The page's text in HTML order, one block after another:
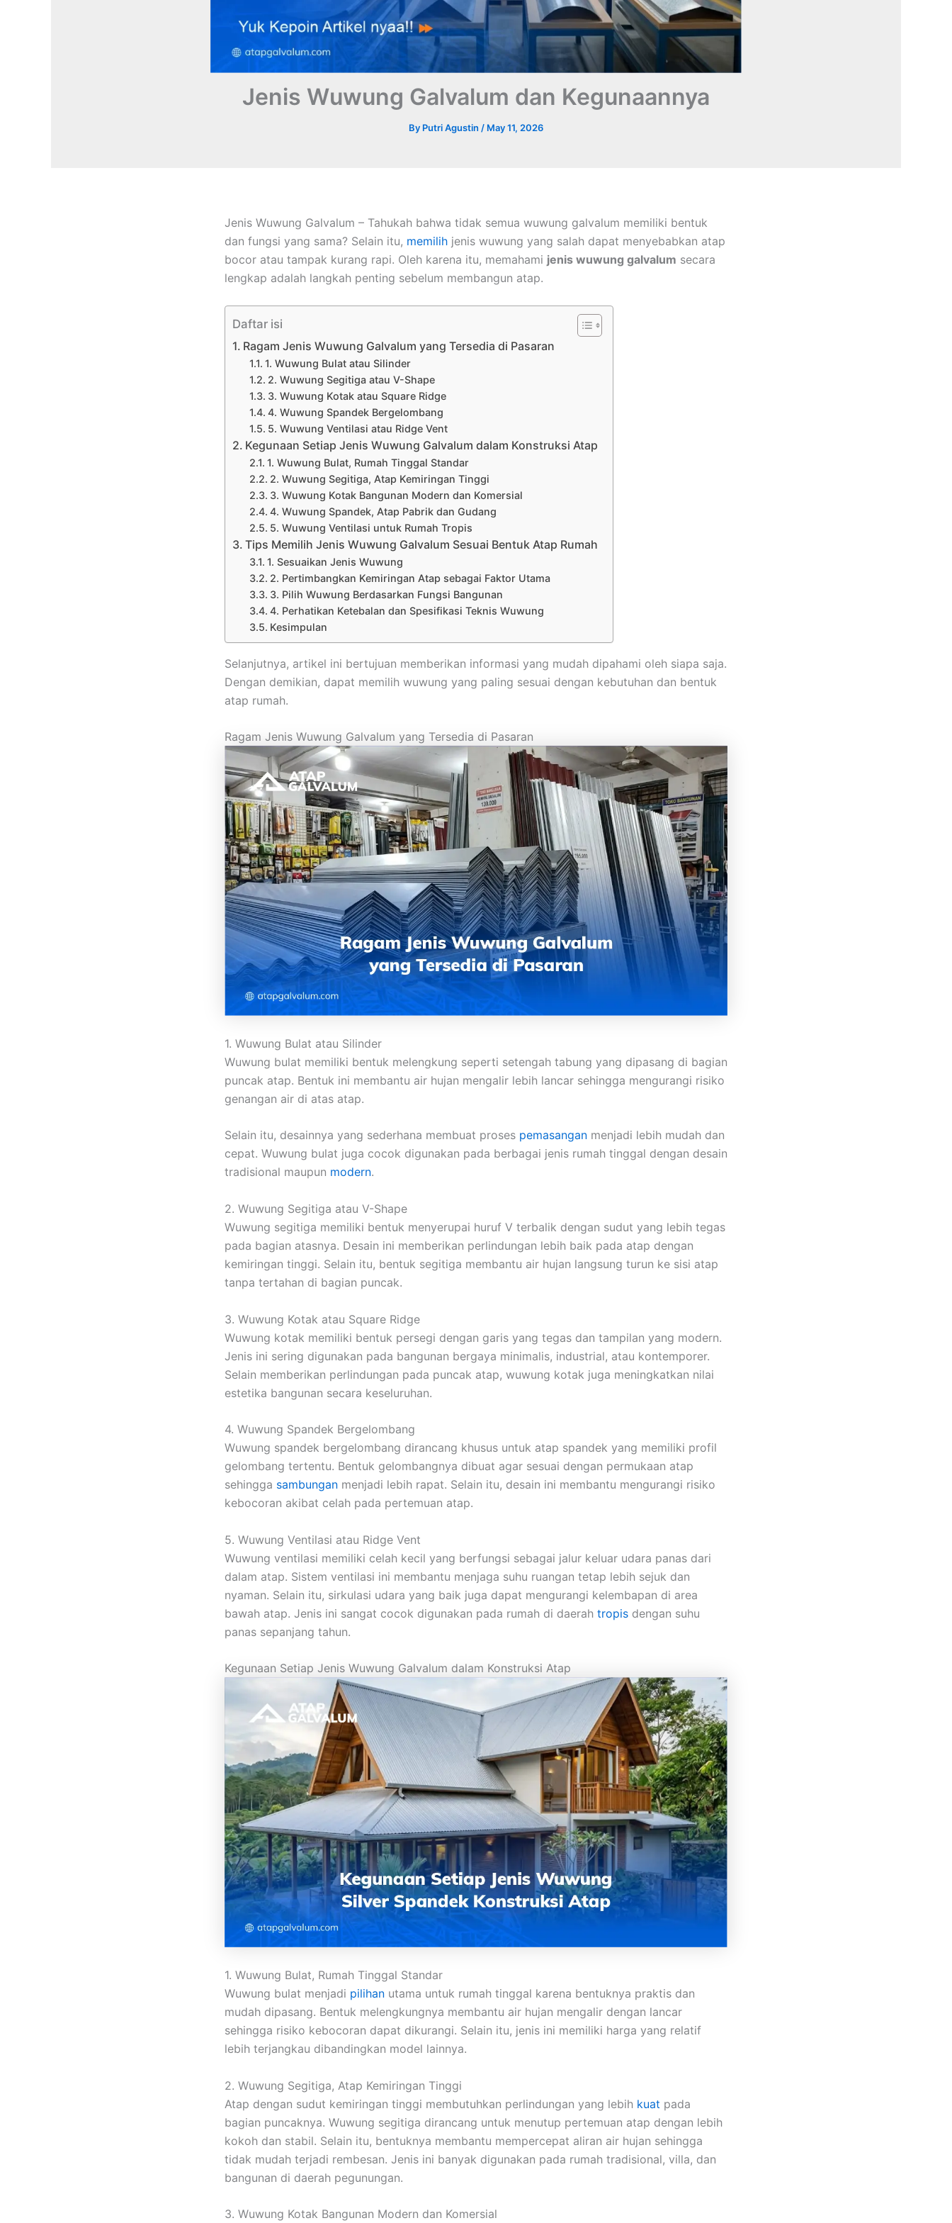
Jenis Wuwung Galvalum dan Kegunaannya
By Putri Agustin / May 11, 2026
Jenis Wuwung Galvalum – Tahukah bahwa tidak semua wuwung galvalum memiliki bentuk
dan fungsi yang sama? Selain itu, memilih jenis wuwung yang salah dapat menyebabkan atap
bocor atau tampak kurang rapi. Oleh karena itu, memahami jenis wuwung galvalum secara
lengkap adalah langkah penting sebelum membangun atap.
Daftar isi
Ragam Jenis Wuwung Galvalum yang Tersedia di Pasaran
1. Wuwung Bulat atau Silinder
2. Wuwung Segitiga atau V-Shape
3. Wuwung Kotak atau Square Ridge
4. Wuwung Spandek Bergelombang
5. Wuwung Ventilasi atau Ridge Vent
Kegunaan Setiap Jenis Wuwung Galvalum dalam Konstruksi Atap
1. Wuwung Bulat, Rumah Tinggal Standar
2. Wuwung Segitiga, Atap Kemiringan Tinggi
3. Wuwung Kotak Bangunan Modern dan Komersial
4. Wuwung Spandek, Atap Pabrik dan Gudang
5. Wuwung Ventilasi untuk Rumah Tropis
Tips Memilih Jenis Wuwung Galvalum Sesuai Bentuk Atap Rumah
1. Sesuaikan Jenis Wuwung
2. Pertimbangkan Kemiringan Atap sebagai Faktor Utama
3. Pilih Wuwung Berdasarkan Fungsi Bangunan
4. Perhatikan Ketebalan dan Spesifikasi Teknis Wuwung
Kesimpulan
Selanjutnya, artikel ini bertujuan memberikan informasi yang mudah dipahami oleh siapa saja.
Dengan demikian, dapat memilih wuwung yang paling sesuai dengan kebutuhan dan bentuk
atap rumah.
Ragam Jenis Wuwung Galvalum yang Tersedia di Pasaran
1. Wuwung Bulat atau Silinder
Wuwung bulat memiliki bentuk melengkung seperti setengah tabung yang dipasang di bagian
puncak atap. Bentuk ini membantu air hujan mengalir lebih lancar sehingga mengurangi risiko
genangan air di atas atap.
Selain itu, desainnya yang sederhana membuat proses pemasangan menjadi lebih mudah dan
cepat. Wuwung bulat juga cocok digunakan pada berbagai jenis rumah tinggal dengan desain
tradisional maupun modern.
2. Wuwung Segitiga atau V-Shape
Wuwung segitiga memiliki bentuk menyerupai huruf V terbalik dengan sudut yang lebih tegas
pada bagian atasnya. Desain ini memberikan perlindungan lebih baik pada atap dengan
kemiringan tinggi. Selain itu, bentuk segitiga membantu air hujan langsung turun ke sisi atap
tanpa tertahan di bagian puncak.
3. Wuwung Kotak atau Square Ridge
Wuwung kotak memiliki bentuk persegi dengan garis yang tegas dan tampilan yang modern.
Jenis ini sering digunakan pada bangunan bergaya minimalis, industrial, atau kontemporer.
Selain memberikan perlindungan pada puncak atap, wuwung kotak juga meningkatkan nilai
estetika bangunan secara keseluruhan.
4. Wuwung Spandek Bergelombang
Wuwung spandek bergelombang dirancang khusus untuk atap spandek yang memiliki profil
gelombang tertentu. Bentuk gelombangnya dibuat agar sesuai dengan permukaan atap
sehingga sambungan menjadi lebih rapat. Selain itu, desain ini membantu mengurangi risiko
kebocoran akibat celah pada pertemuan atap.
5. Wuwung Ventilasi atau Ridge Vent
Wuwung ventilasi memiliki celah kecil yang berfungsi sebagai jalur keluar udara panas dari
dalam atap. Sistem ventilasi ini membantu menjaga suhu ruangan tetap lebih sejuk dan
nyaman. Selain itu, sirkulasi udara yang baik juga dapat mengurangi kelembapan di area
bawah atap. Jenis ini sangat cocok digunakan pada rumah di daerah tropis dengan suhu
panas sepanjang tahun.
Kegunaan Setiap Jenis Wuwung Galvalum dalam Konstruksi Atap
1. Wuwung Bulat, Rumah Tinggal Standar
Wuwung bulat menjadi pilihan utama untuk rumah tinggal karena bentuknya praktis dan
mudah dipasang. Bentuk melengkungnya membantu air hujan mengalir dengan lancar
sehingga risiko kebocoran dapat dikurangi. Selain itu, jenis ini memiliki harga yang relatif
lebih terjangkau dibandingkan model lainnya.
2. Wuwung Segitiga, Atap Kemiringan Tinggi
Atap dengan sudut kemiringan tinggi membutuhkan perlindungan yang lebih kuat pada
bagian puncaknya. Wuwung segitiga dirancang untuk menutup pertemuan atap dengan lebih
kokoh dan stabil. Selain itu, bentuknya membantu mempercepat aliran air hujan sehingga
tidak mudah terjadi rembesan. Jenis ini banyak digunakan pada rumah tradisional, villa, dan
bangunan di daerah pegunungan.
3. Wuwung Kotak Bangunan Modern dan Komersial